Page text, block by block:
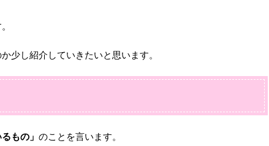
少し紹介していきたいと思います。
もの」 のことを言います。